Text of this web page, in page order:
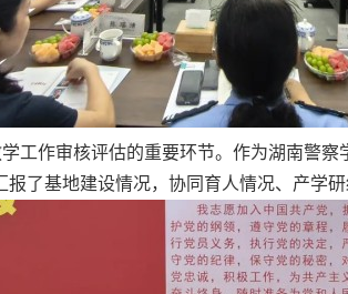
工作审核评估的重要环节。作为湖南警
了基地建设情况，协同育人情况、产学